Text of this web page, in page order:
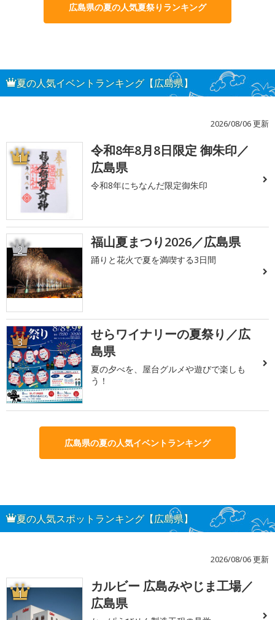
広島県の夏の人気夏祭りランキング
夏の人気イベントランキング【広島県】
2026/08/06 更新
1
令和8年8月8日限定 御朱印／
広島県
令和8年にちなんだ限定御朱印
2 福山夏まつり2026／広島県
踊りと花火で夏を満喫する3日間
3
せらワイナリーの夏祭り／広
島県
夏の夕べを、屋台グルメや遊びで楽しも
う！
広島県の夏の人気イベントランキング
夏の人気スポットランキング【広島県】
2026/08/06 更新
1
カルビー 広島みやじま工場／
広島県